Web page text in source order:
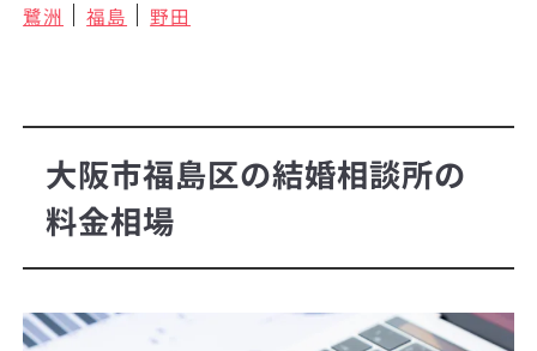
鷺洲 福島 野田
大阪市福島区の結婚相談所の
料金相場